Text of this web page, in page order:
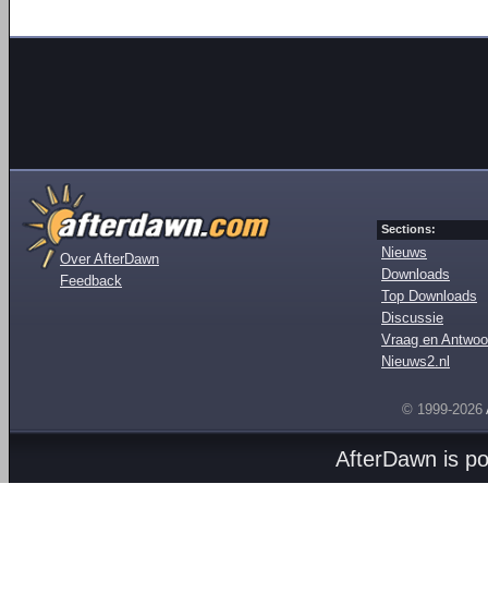
Over AfterDawn
Feedback
Sections:
Nieuws
Downloads
Top Downloads
Discussie
Vraag en
Nieuws2.nl
© 1999-2026
AfterDawn is